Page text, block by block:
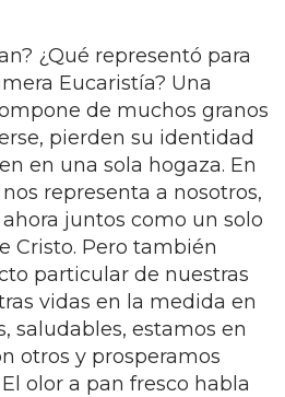
¿Qué representó para
Eucaristía? Una
de muchos granos
pierden su identidad
en una sola hogaza. En
representa a nosotros,
juntos como un solo
Cristo. Pero también
particular de nuestras
vidas en la medida en
saludables, estamos en
otros y prosperamos
olor a pan fresco habla